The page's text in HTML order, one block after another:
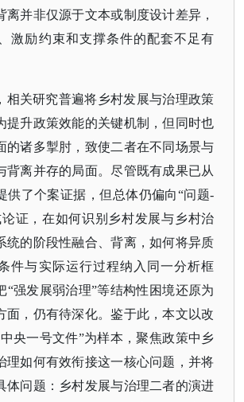
离并非仅源于文本或制度设计差异，
激励约束和支撑条件的配套不足有
相关研究普遍将乡村发展与治理政策
提升政策效能的关键机制，但同时也
的诸多掣肘，致使二者在不同场景与
背离并存的局面。尽管既有成果已从
供了个案证据，但总体仍偏向“问题-
证，在如何识别乡村发展与乡村治
统的阶段性融合、背离，如何将异质
件与实际运行过程纳入同一分析框
“强发展弱治理”等结构性困境还原为
面，仍有待深化。鉴于此，本文以改
央一号文件”为样本，聚焦政策中乡
理如何有效衔接这一核心问题，并将
体问题：乡村发展与治理二者的演进